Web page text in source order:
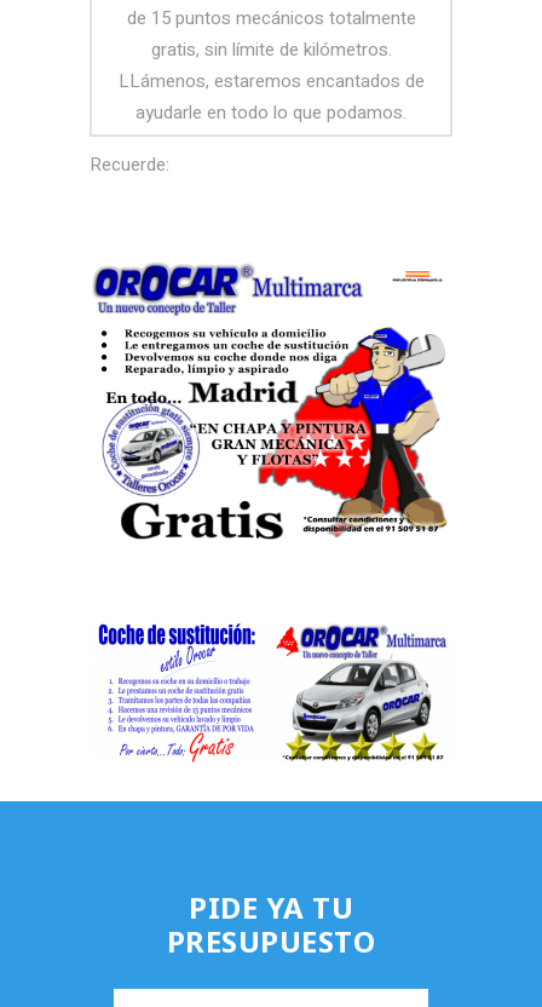
de 15 puntos mecánicos totalmente
gratis, sin límite de kilómetros.
LLámenos, estaremos encantados de
ayudarle en todo lo que podamos.
Recuerde:
PIDE YA TU
PRESUPUESTO